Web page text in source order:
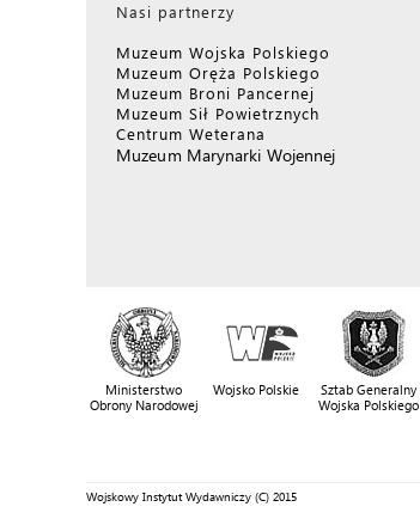
Nasi partnerzy
Muzeum Wojska Polskiego
Muzeum Oręża Polskiego
Muzeum Broni Pancernej
Muzeum Sił Powietrznych
Centrum Weterana
Muzeum Marynarki Wojennej
Ministerstwo
Obrony Narodowej
Wojsko Polskie
Sztab Generalny
Wojska Polskiego
Wojskowy Instytut Wydawniczy (C) 2015